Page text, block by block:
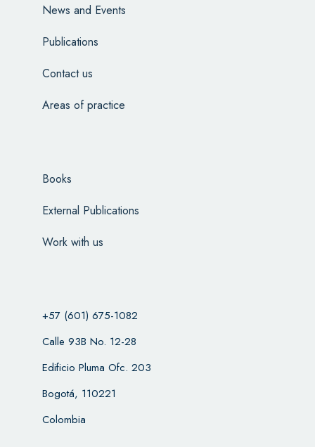
News and Events
Publications
Contact us
Areas of practice
Books
External Publications
Work with us
+57 (601) 675-1082
Calle 93B No. 12-28
Edificio Pluma Ofc. 203
Bogotá, 110221
Colombia